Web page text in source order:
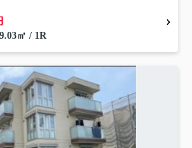
㎡ / 1R